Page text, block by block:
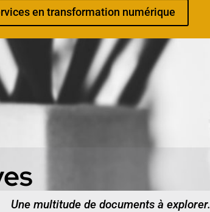
en transformation numérique
Une multitude de documents à explorer.